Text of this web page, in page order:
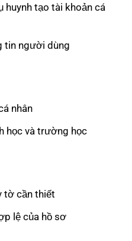
huynh tạo tài khoản cá
tin người dùng
nhân
học và trường học
tờ cần thiết
lệ của hồ sơ